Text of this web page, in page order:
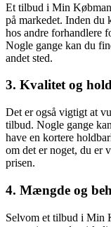
Et tilbud i Min
på markedet. Inden du
hos andre forhandlere
Nogle gange kan du
andet sted.
3. Kvalitet og
Det er også vigtigt at
tilbud. Nogle gange
have en kortere
om det er noget, du er
prisen.
4. Mængde og
Selvom et tilbud i Min